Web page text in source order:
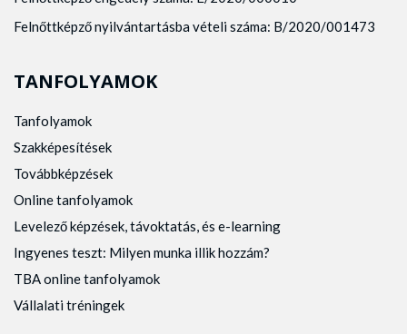
Felnőttképző nyilvántartásba vételi száma: B/2020/001473
TANFOLYAMOK
Tanfolyamok
Szakképesítések
Továbbképzések
Online tanfolyamok
Levelező képzések, távoktatás, és e-learning
Ingyenes teszt: Milyen munka illik hozzám?
TBA online tanfolyamok
Vállalati tréningek